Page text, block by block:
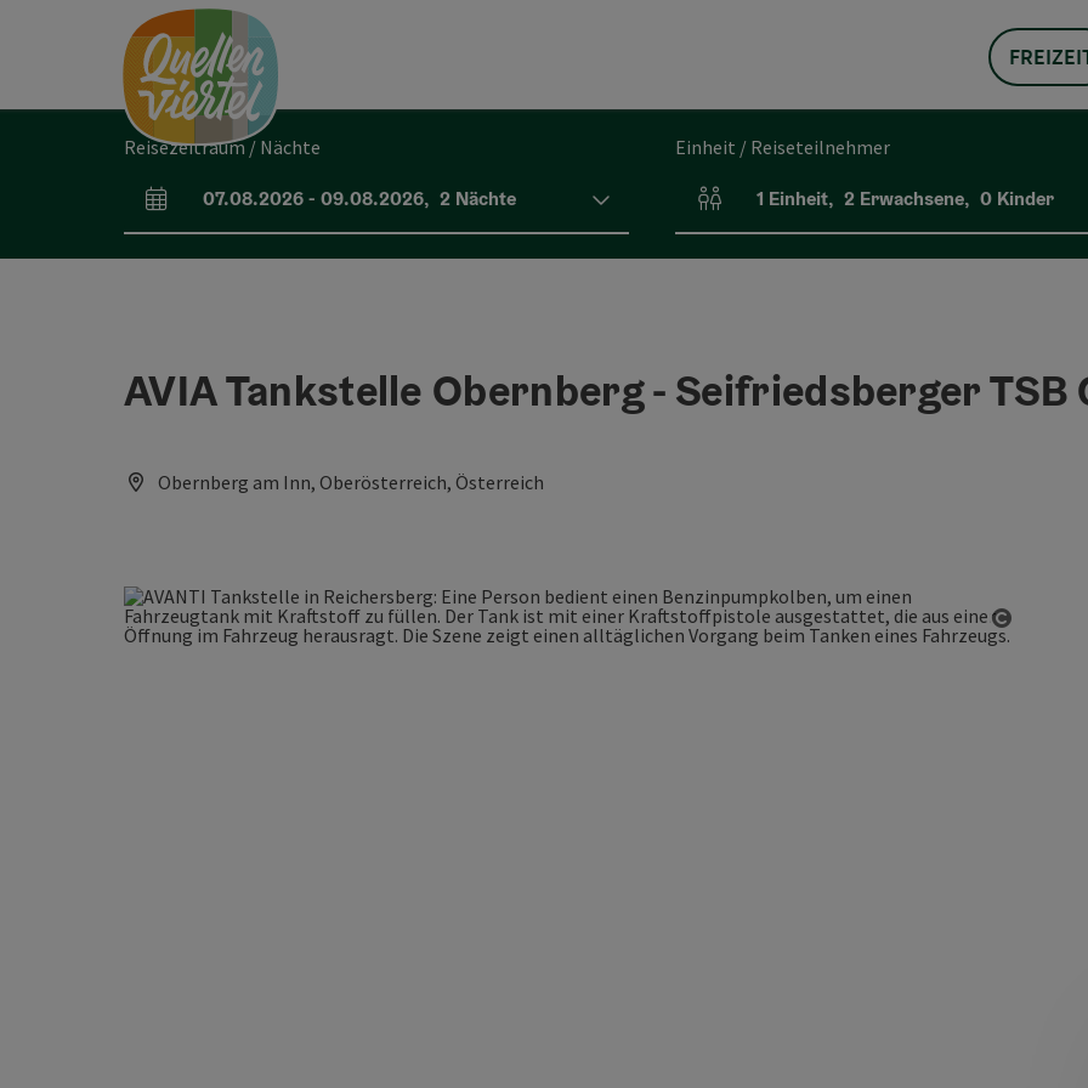
Zum InhaltAccesskey
[0]
Zur NavigationAccesskey
Zum Seitenanfang Accesskey
Reisezeitraum / Nächte
An- und Abreisefelder
07.08.2026- 09.08.2026, 2 Nächte
Einheit / Reiseteilnehmer
Einheitenanzahl und Personenfelder
1 Einheit, 2 Erwachsene, 0 Kinder
AVIA Tankstelle Obernberg - Seifriedsberger TSB
Obernberg am Inn, Oberösterreich, Österreich